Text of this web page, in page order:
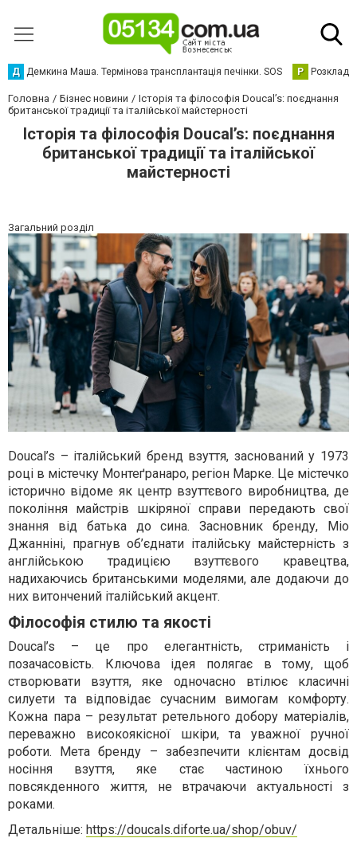
Д Демкина Маша. Термінова трансплантація печінки. SOS Р Розклад
Головна Бізнес новини
Історія та філософія Doucal’s: поєднання
британської традиції та італійської майстерності
Історія та філософія Doucal’s: поєднання
британської традиції та італійської
майстерності
Загальний розділ
Doucal’s – італійський бренд взуття, заснований у 1973
році в містечку Монтеґранаро, регіон Марке. Це містечко
історично відоме як центр взуттєвого виробництва, де
покоління майстрів шкіряної справи передають свої
знання від батька до сина. Засновник бренду, Міо
Джанніні, прагнув об’єднати італійську майстерність з
англійською традицією взуттєвого кравецтва,
надихаючись британськими моделями, але додаючи до
них витончений італійський акцент.
Філософія стилю та якості
Doucal’s – це про елегантність, стриманість і
позачасовість. Ключова ідея полягає в тому, щоб
створювати взуття, яке одночасно втілює класичні
силуети та відповідає сучасним вимогам комфорту.
Кожна пара – результат ретельного добору матеріалів,
переважно високоякісної шкіри, та уважної ручної
роботи. Мета бренду – забезпечити клієнтам досвід
носіння взуття, яке стає частиною їхнього
повсякденного життя, не втрачаючи актуальності з
роками.
Детальніше: https://doucals.diforte.ua/shop/obuv/